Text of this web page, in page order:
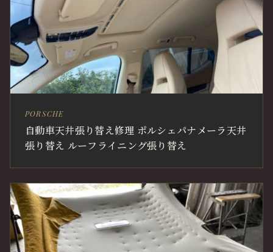
PORSCHE
自動車天井張り替え修理 ポルシェパナメーラ天井
張り替え ルーフライニング張り替え